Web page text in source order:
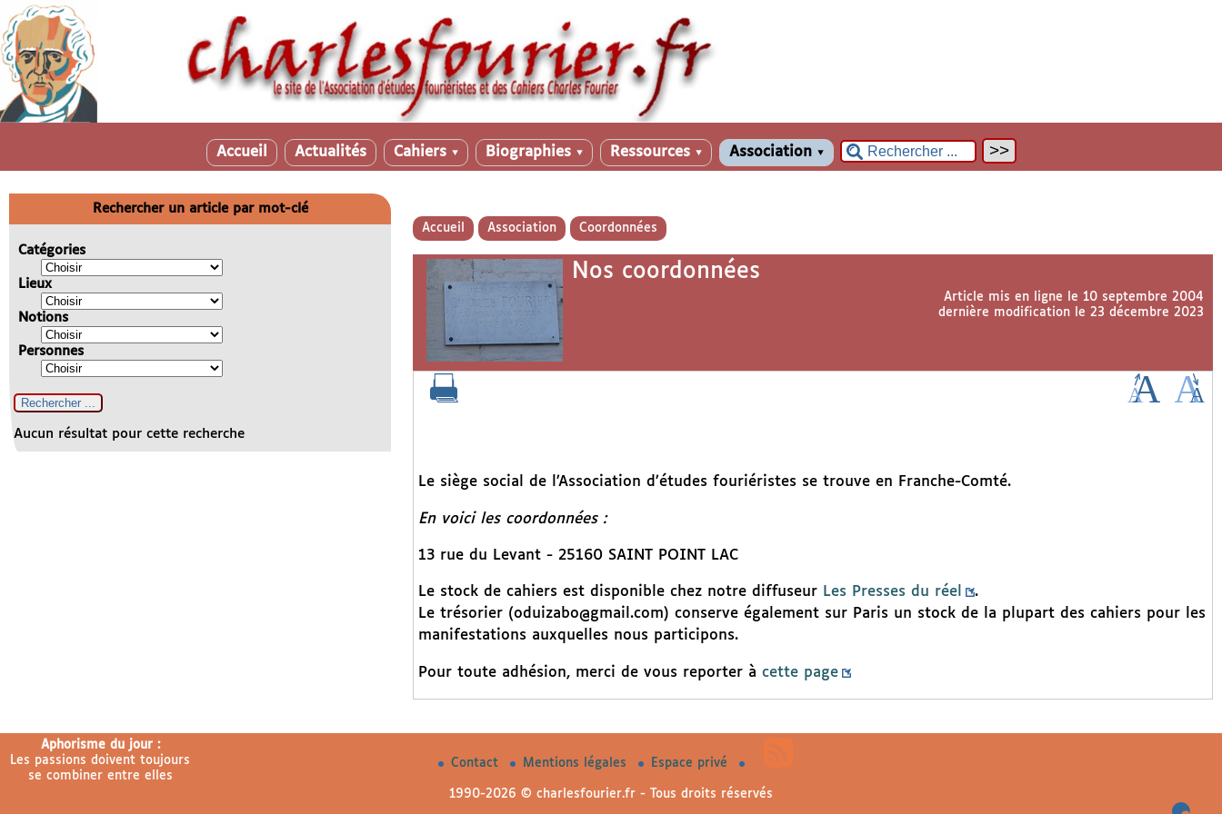
Accueil Actualités Cahiers ▼ Biographies ▼ Ressources ▼ Association ▼
Accueil Association Coordonnées
Nos coordonnées
Article mis en ligne le 10 septembre 2004
dernière modification le 23 décembre 2023
Le siège social de l’Association d’études fouriéristes se trouve en Franche-Comté.
En voici les coordonnées :
13 rue du Levant - 25160 SAINT POINT LAC
Le stock de cahiers est disponible chez notre diffuseur Les Presses du réel
.
Le trésorier (oduizabo@gmail.com) conserve également sur Paris un stock de la plupart des cahiers pour les
manifestations auxquelles nous participons.
Pour toute adhésion, merci de vous reporter à cette page
Rechercher un article par mot-clé
Catégories
Lieux
Notions
Personnes
Aucun résultat pour cette recherche
Aphorisme du jour :
Les passions doivent toujours
se combiner entre elles
Contact Mentions légales Espace privé
1990-2026 © charlesfourier.fr - Tous droits réservés